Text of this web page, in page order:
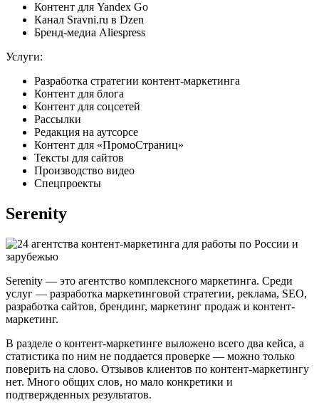
Контент для Yandex Go
Канал Sravni.ru в Dzen
Бренд-медиа Aliespress
Услуги:
Разработка стратегии контент-маркетинга
Контент для блога
Контент для соцсетей
Рассылки
Редакция на аутсорсе
Контент для «ПромоСтраниц»
Тексты для сайтов
Производство видео
Спецпроекты
Serenity
Serenity — это агентство комплексного маркетинга. Среди
услуг — разработка маркетинговой стратегии, реклама, SEO,
разработка сайтов, брендинг, маркетинг продаж и контент-
маркетинг.
В разделе о контент-маркетинге выложено всего два кейса, а
статистика по ним не поддается проверке — можно только
поверить на слово. Отзывов клиентов по контент-маркетингу
нет. Много общих слов, но мало конкретики и
подтвержденных результатов.